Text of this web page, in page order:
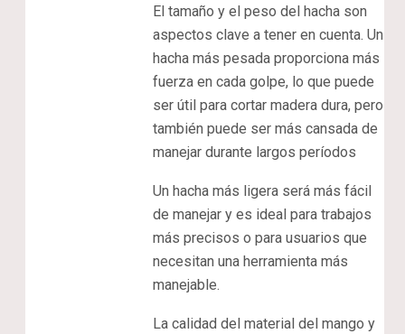
El tamaño y el peso del hacha son
aspectos clave a tener en cuenta. Un
hacha más pesada proporciona más
fuerza en cada golpe, lo que puede
ser útil para cortar madera dura, pero
también puede ser más cansada de
manejar durante largos períodos
Un hacha más ligera será más fácil
de manejar y es ideal para trabajos
más precisos o para usuarios que
necesitan una herramienta más
manejable.
La calidad del material del mango y